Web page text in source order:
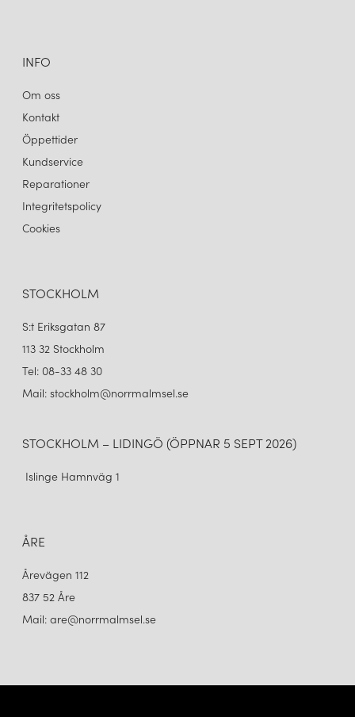
INFO
Om oss
Kontakt
Öppettider
Kundservice
Reparationer
Integritetspolicy
Cookies
STOCKHOLM
S:t Eriksgatan 87
113 32 Stockholm
Tel: 08-33 48 30
Mail: stockholm@norrmalmsel.se
STOCKHOLM – LIDINGÖ (ÖPPNAR 5 SEPT 2026)
Islinge Hamnväg 1
ÅRE
Årevägen 112
837 52 Åre
Mail: are@norrmalmsel.se